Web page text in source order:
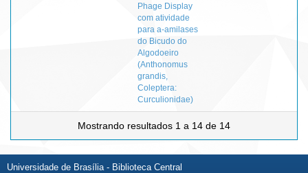
Phage Display
com atividade
para a-amilases
do Bicudo do
Algodoeiro
(Anthonomus
grandis,
Coleptera:
Curculionidae)
Mostrando resultados 1 a 14 de 14
Universidade de Brasília - Biblioteca Central